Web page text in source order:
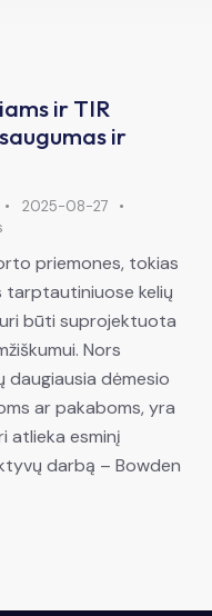
ir TIR
ir
2025-08-27
priemones, tokias
tarptautiniuose kelių
būti suprojektuota
Nors
dėmesio
ar pakaboms, yra
atlieka esminį
darbą – Bowden